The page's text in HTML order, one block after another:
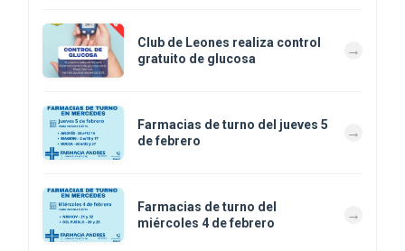
Club de Leones realiza control
gratuito de glucosa
Farmacias de turno del jueves 5
de febrero
Farmacias de turno del
miércoles 4 de febrero